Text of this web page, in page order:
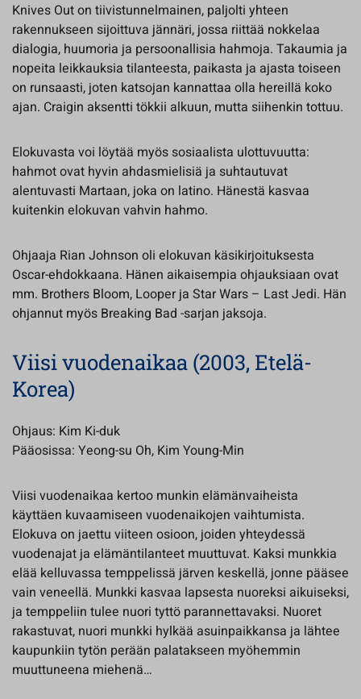
Knives Out on tiivistunnelmainen, paljolti yhteen
rakennukseen sijoittuva jännäri, jossa riittää nokkelaa
dialogia, huumoria ja persoonallisia hahmoja. Takaumia ja
nopeita leikkauksia tilanteesta, paikasta ja ajasta toiseen
on runsaasti, joten katsojan kannattaa olla hereillä koko
ajan. Craigin aksentti tökkii alkuun, mutta siihenkin tottuu.
Elokuvasta voi löytää myös sosiaalista ulottuvuutta:
hahmot ovat hyvin ahdasmielisiä ja suhtautuvat
alentuvasti Martaan, joka on latino. Hänestä kasvaa
kuitenkin elokuvan vahvin hahmo.
Ohjaaja Rian Johnson oli elokuvan käsikirjoituksesta
Oscar-ehdokkaana. Hänen aikaisempia ohjauksiaan ovat
mm. Brothers Bloom, Looper ja Star Wars – Last Jedi. Hän
ohjannut myös Breaking Bad -sarjan jaksoja.
Viisi vuodenaikaa (2003, Etelä-
Korea)
Ohjaus: Kim Ki-duk
Pääosissa: Yeong-su Oh, Kim Young-Min
Viisi vuodenaikaa kertoo munkin elämänvaiheista
käyttäen kuvaamiseen vuodenaikojen vaihtumista.
Elokuva on jaettu viiteen osioon, joiden yhteydessä
vuodenajat ja elämäntilanteet muuttuvat. Kaksi munkkia
elää kelluvassa temppelissä järven keskellä, jonne pääsee
vain veneellä. Munkki kasvaa lapsesta nuoreksi aikuiseksi,
ja temppeliin tulee nuori tyttö parannettavaksi. Nuoret
rakastuvat, nuori munkki hylkää asuinpaikkansa ja lähtee
kaupunkiin tytön perään palatakseen myöhemmin
muuttuneena miehenä…